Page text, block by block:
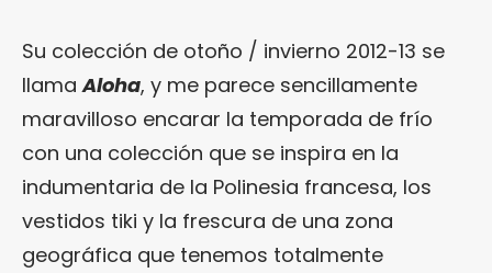
Su colección de otoño / invierno 2012-13 se
llamaAloha, y me parece sencillamente
maravilloso encarar la temporada de frío
con una colección que se inspira en la
indumentaria de la Polinesia francesa, los
vestidos tiki y la frescura de una zona
geográfica que tenemos totalmente